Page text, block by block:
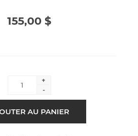
155,00 $
+
-